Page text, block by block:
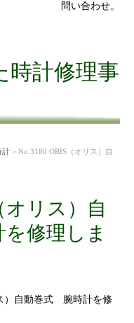
問い合わせ。
時計修理事
計 > No.3180 ORIS（オリス）自
オリス）自
修理しま
）自動巻式 腕時計を修